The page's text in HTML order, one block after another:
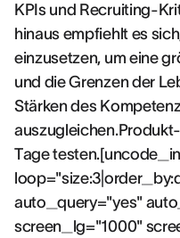
KPIs und Recruiting-
hinaus empfiehlt es
einzusetzen, um eine
und die Grenzen der
Stärken des
Tage
auto_query="yes"
screen_lg="1000"